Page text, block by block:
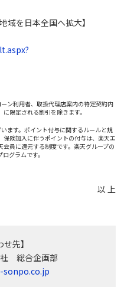
域を日本全国へ拡大】
ン利用者、取扱代理店案内の特定契約内
限定される割引を除きます。
ます。ポイント付与に関するルールと規
険加入に伴うポイントの付与は、楽天エ
員に還元する制度です。楽天グループの
グラムです。
以 上
せ先】
社 総合企画部